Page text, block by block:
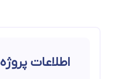
اطلاعات پروژه